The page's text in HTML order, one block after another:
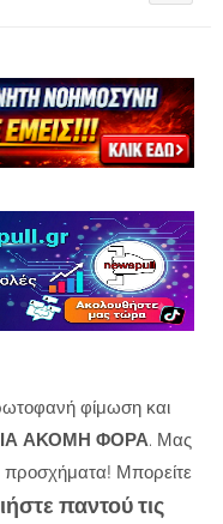
φίμωση και
ΑΚΟΜΗ ΦΟΡΑ. Μας
προσχήματα! Μπορείτε
παντού τις